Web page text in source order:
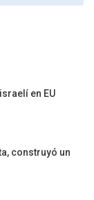
en EU
construyó un